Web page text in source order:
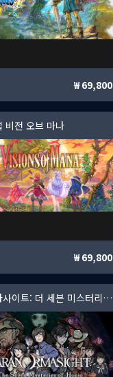
69,800
비전 오브 마나
69,800
파라노마사이트: 더 세븐 미스터리즈 오브 혼조